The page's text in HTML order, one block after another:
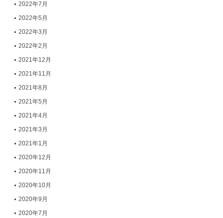
2022年7月
2022年5月
2022年3月
2022年2月
2021年12月
2021年11月
2021年8月
2021年5月
2021年4月
2021年3月
2021年1月
2020年12月
2020年11月
2020年10月
2020年9月
2020年7月